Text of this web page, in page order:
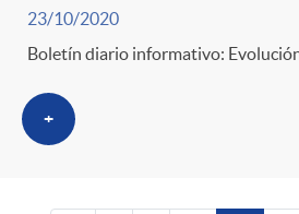
23/10/2020
Boletín diario informativo:
+